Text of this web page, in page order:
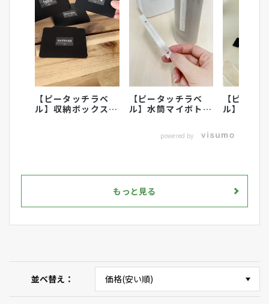
【ピータッチラベ
ル】収納ボックスの
【ピータッチラベ
ル】水筒マイボトル
【ピータ
ル】こど
powered by
もっと見る
並べ替え